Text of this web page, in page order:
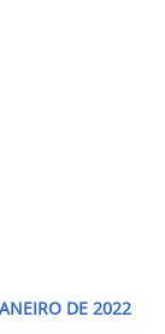
DE 2022